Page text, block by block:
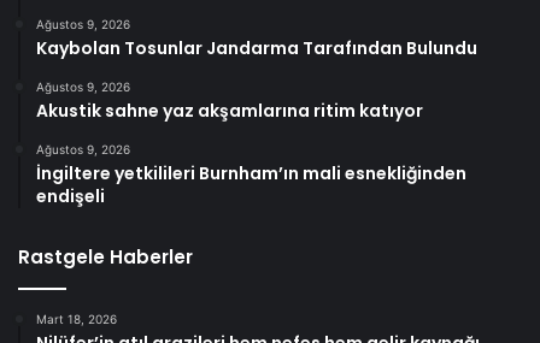
Ağustos 9, 2026
Kaybolan Tosunlar Jandarma Tarafından Bulundu
Ağustos 9, 2026
Akustik sahne yaz akşamlarına ritim katıyor
Ağustos 9, 2026
İngiltere yetkilileri Burnham’ın mali esnekliğinden
endişeli
Rastgele Haberler
Mart 18, 2026